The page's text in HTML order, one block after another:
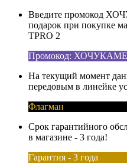
Введите промокод
подарок при покупке
TPRO 2
Промокод:
На текущий момент
передовым в линейке
Флагман
Срок гарантийного
в магазине - 3 года!
Гарантия - 3 года